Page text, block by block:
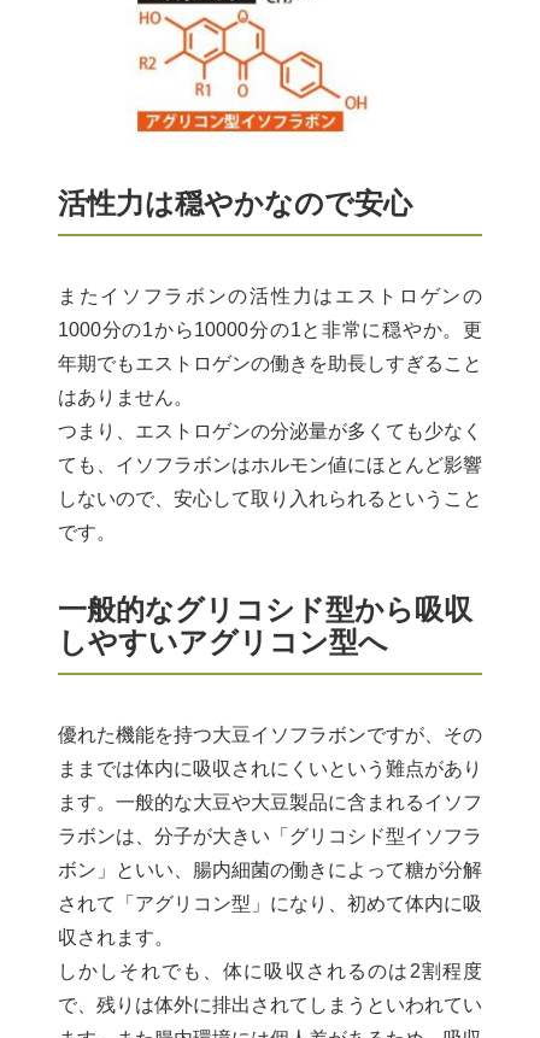
活性力は穏やかなので安心
またイソフラボンの活性力はエストロゲンの
1000分の1から10000分の1と非常に穏やか。更
年期でもエストロゲンの働きを助長しすぎること
はありません。
つまり、エストロゲンの分泌量が多くても少なく
ても、イソフラボンはホルモン値にほとんど影響
しないので、安心して取り入れられるということ
です。
一般的なグリコシド型から吸収
しやすいアグリコン型へ
優れた機能を持つ大豆イソフラボンですが、その
ままでは体内に吸収されにくいという難点があり
ます。一般的な大豆や大豆製品に含まれるイソフ
ラボンは、分子が大きい「グリコシド型イソフラ
ボン」といい、腸内細菌の働きによって糖が分解
されて「アグリコン型」になり、初めて体内に吸
収されます。
しかしそれでも、体に吸収されるのは2割程度
で、残りは体外に排出されてしまうといわれてい